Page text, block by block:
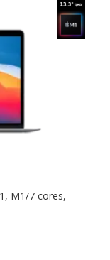
M1/7 cores,